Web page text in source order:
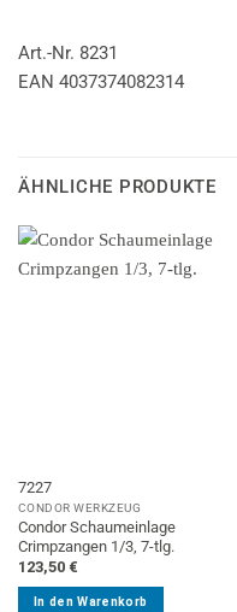
Art.-Nr. 8231
EAN 4037374082314
ÄHNLICHE PRODUKTE
7227
CONDOR WERKZEUG
Condor Schaumeinlage
Crimpzangen 1/3, 7-tlg.
123,50 €
In den Warenkorb